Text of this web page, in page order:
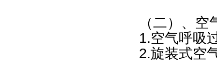
（二）、空
1.空气呼吸
2.旋装式空